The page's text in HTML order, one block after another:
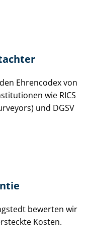
Ehrencodex von
wie RICS
und DGSV
bewerten wir
Kosten.